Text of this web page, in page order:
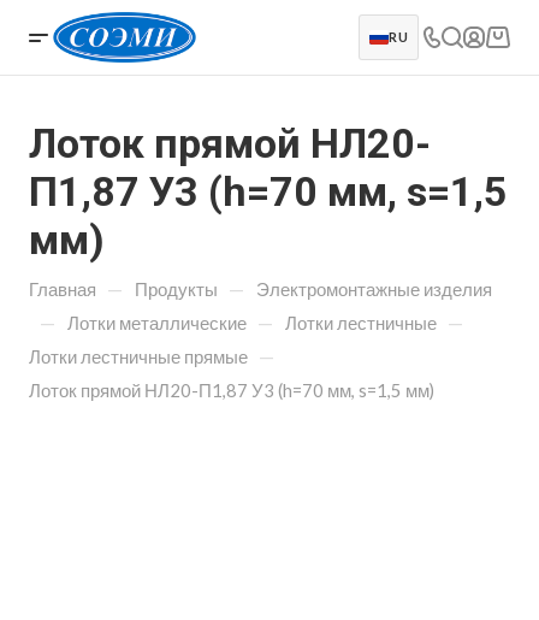
RU
Лоток прямой НЛ20-
П1,87 У3 (h=70 мм, s=1,5
мм)
Главная — Продукты — Электромонтажные изделия
— Лотки металлические — Лотки лестничные —
Лотки лестничные прямые —
Лоток прямой НЛ20-П1,87 У3 (h=70 мм, s=1,5 мм)